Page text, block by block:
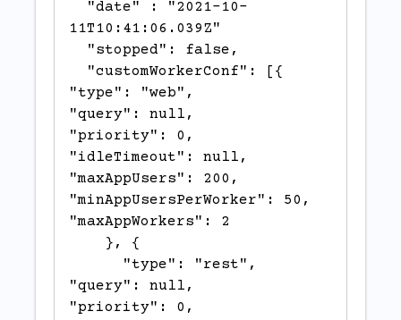
"date" : "2021-10-
11T10:41:06.039Z"
"stopped": false,
"customWorkerConf": [{
"type": "web",
"query": null,
"priority": 0,
"idleTimeout": null,
"maxAppUsers": 200,
"minAppUsersPerWorker": 50,
"maxAppWorkers": 2
}, {
"type": "rest",
"query": null,
"priority": 0,